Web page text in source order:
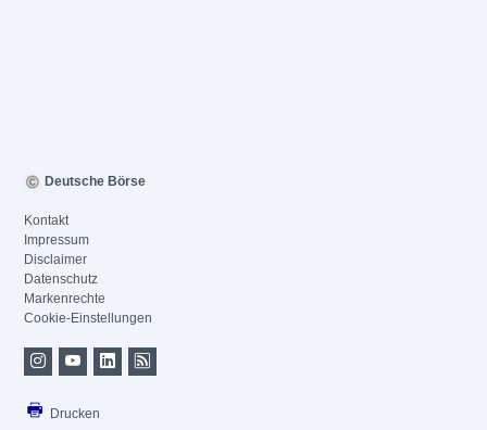
Deutsche Börse
Kontakt
Impressum
Disclaimer
Datenschutz
Markenrechte
Cookie-Einstellungen
Drucken